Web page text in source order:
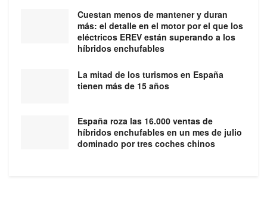
Cuestan menos de mantener y duran
más: el detalle en el motor por el que los
eléctricos EREV están superando a los
híbridos enchufables
La mitad de los turismos en España
tienen más de 15 años
España roza las 16.000 ventas de
híbridos enchufables en un mes de julio
dominado por tres coches chinos